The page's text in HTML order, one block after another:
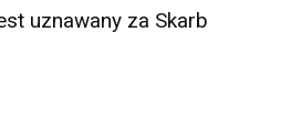
uznawany za Skarb